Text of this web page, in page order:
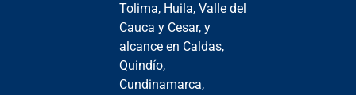
Tolima, Huila, Valle del
Cauca y Cesar, y
alcance en Caldas,
Quindío,
Cundinamarca,